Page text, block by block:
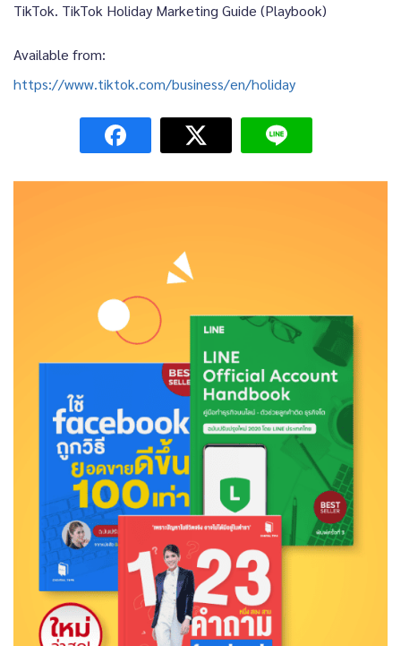
TikTok. TikTok Holiday Marketing Guide (Playbook)
Available from:
https://www.tiktok.com/business/en/holiday